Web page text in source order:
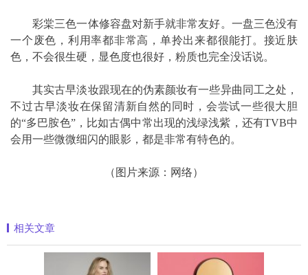
彩棠三色一体修容盘对新手就非常友好。一盘三色没有
一个废色，利用率都非常高，单拎出来都很能打。接近肤
色，不会很生硬，显色度也很好，粉质也完全没话说。
其实古早淡妆跟现在的伪素颜妆有一些异曲同工之处，
不过古早淡妆在保留清新自然的同时，会尝试一些很大胆
的“多巴胺色”，比如古偶中常出现的浅绿浅紫，还有TVB中
会用一些微微细闪的眼影，都是非常有特色的。
（图片来源：网络）
相关文章